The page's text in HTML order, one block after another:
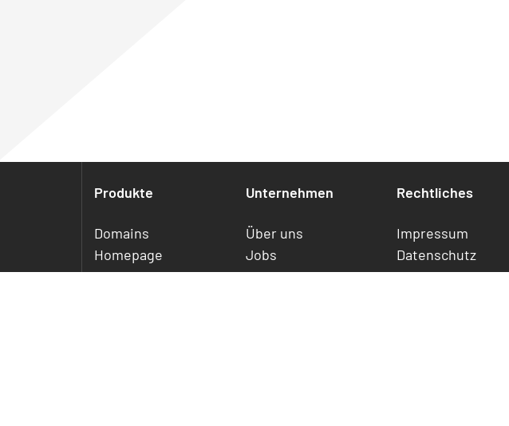
Produkte
Domains
Homepage
Webhosting
Unternehmen
Über uns
Jobs
Referenzen
Rechtliches
Impressum
Datenschutz
Cookies